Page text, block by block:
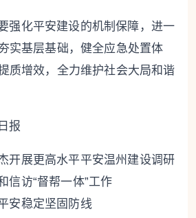
强化平安建设的机制保障，进一
实基层基础，健全应急处置体
质增效，全力维护社会大局和谐
报
开展更高水平平安温州建设调研
信访“督帮一体”工作
安稳定坚固防线